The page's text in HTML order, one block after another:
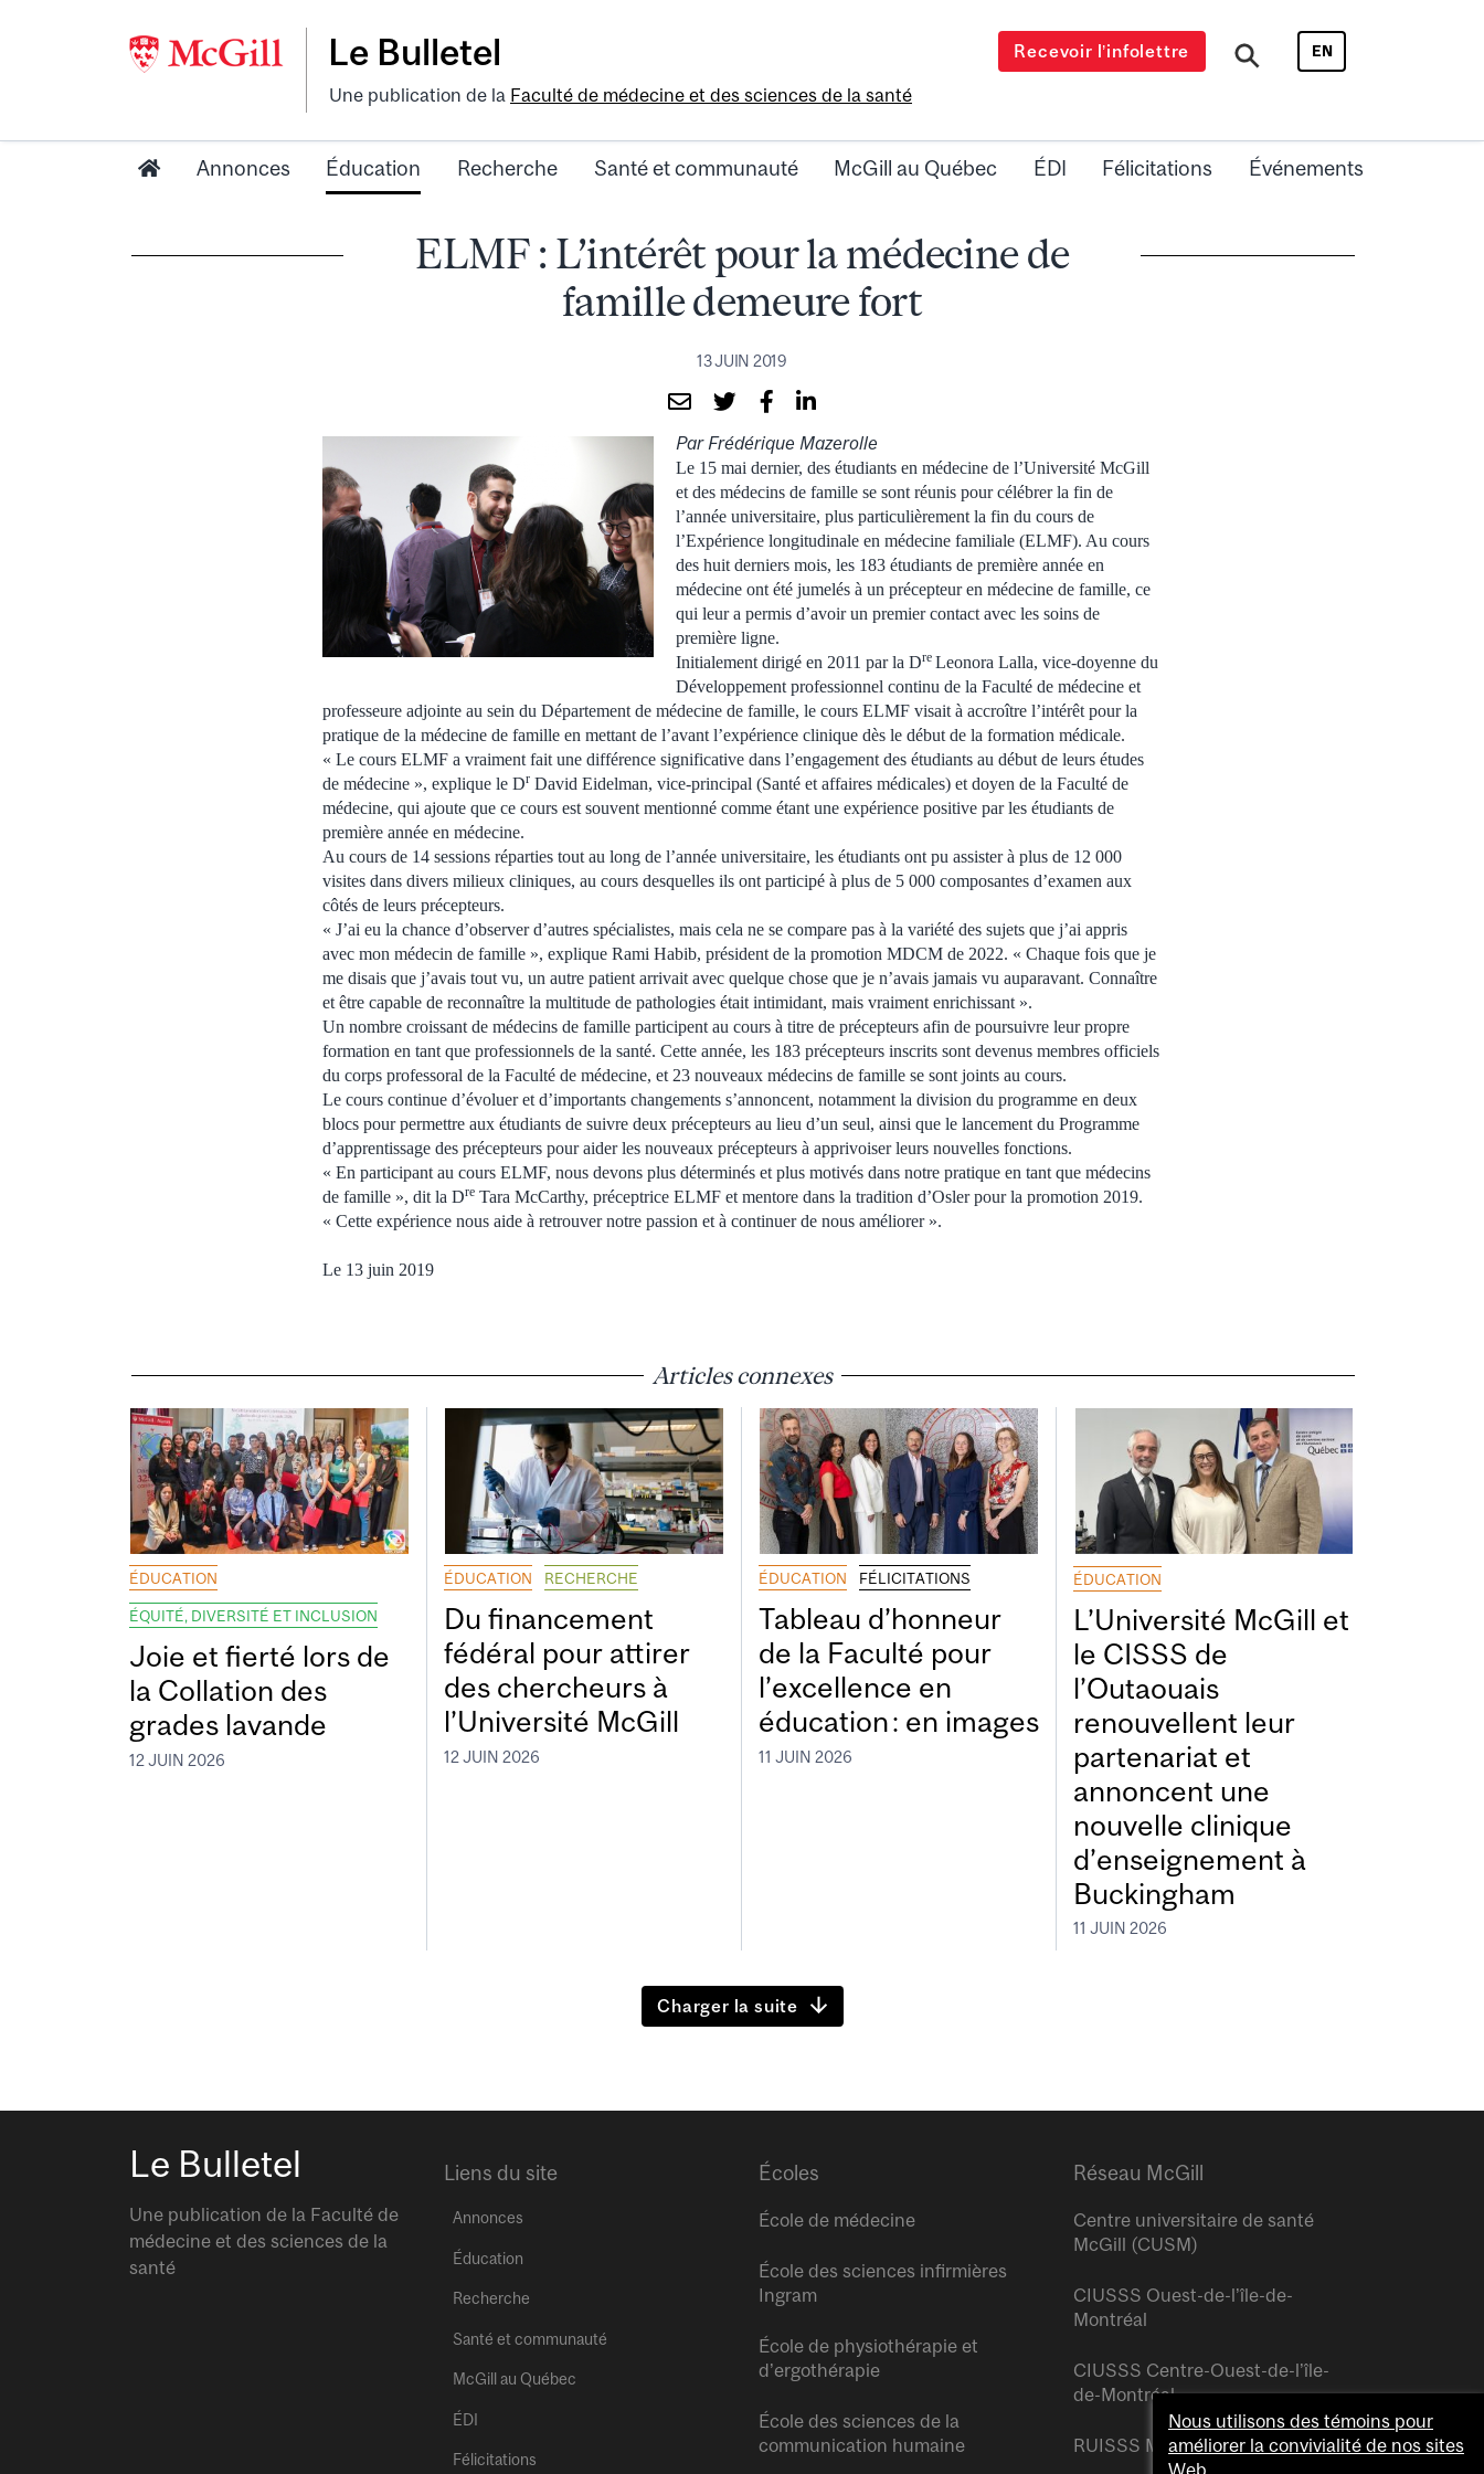
Le Bulletel
Une publication de la Faculté de médecine et des sciences de la santé
Recevoir l’infolettre EN
Annonces Éducation Recherche Santé et communauté McGill au Québec ÉDI Félicitations Événements
ELMF : L’intérêt pour la médecine de
famille demeure fort
13 JUIN 2019
Par Frédérique Mazerolle
Le 15 mai dernier, des étudiants en médecine de l’Université McGill
et des médecins de famille se sont réunis pour célébrer la fin de
l’année universitaire, plus particulièrement la fin du cours de
l’Expérience longitudinale en médecine familiale (ELMF). Au cours
des huit derniers mois, les 183 étudiants de première année en
médecine ont été jumelés à un précepteur en médecine de famille, ce
qui leur a permis d’avoir un premier contact avec les soins de
première ligne.
Initialement dirigé en 2011 par la Dre Leonora Lalla, vice-doyenne du
Développement professionnel continu de la Faculté de médecine et
professeure adjointe au sein du Département de médecine de famille, le cours ELMF visait à accroître l’intérêt pour la
pratique de la médecine de famille en mettant de l’avant l’expérience clinique dès le début de la formation médicale.
« Le cours ELMF a vraiment fait une différence significative dans l’engagement des étudiants au début de leurs études
de médecine », explique le Dr David Eidelman, vice-principal (Santé et affaires médicales) et doyen de la Faculté de
médecine, qui ajoute que ce cours est souvent mentionné comme étant une expérience positive par les étudiants de
première année en médecine.
Au cours de 14 sessions réparties tout au long de l’année universitaire, les étudiants ont pu assister à plus de 12 000
visites dans divers milieux cliniques, au cours desquelles ils ont participé à plus de 5 000 composantes d’examen aux
côtés de leurs précepteurs.
« J’ai eu la chance d’observer d’autres spécialistes, mais cela ne se compare pas à la variété des sujets que j’ai appris
avec mon médecin de famille », explique Rami Habib, président de la promotion MDCM de 2022. « Chaque fois que je
me disais que j’avais tout vu, un autre patient arrivait avec quelque chose que je n’avais jamais vu auparavant. Connaître
et être capable de reconnaître la multitude de pathologies était intimidant, mais vraiment enrichissant ».
Un nombre croissant de médecins de famille participent au cours à titre de précepteurs afin de poursuivre leur propre
formation en tant que professionnels de la santé. Cette année, les 183 précepteurs inscrits sont devenus membres officiels
du corps professoral de la Faculté de médecine, et 23 nouveaux médecins de famille se sont joints au cours.
Le cours continue d’évoluer et d’importants changements s’annoncent, notamment la division du programme en deux
blocs pour permettre aux étudiants de suivre deux précepteurs au lieu d’un seul, ainsi que le lancement du Programme
d’apprentissage des précepteurs pour aider les nouveaux précepteurs à apprivoiser leurs nouvelles fonctions.
« En participant au cours ELMF, nous devons plus déterminés et plus motivés dans notre pratique en tant que médecins
de famille », dit la Dre Tara McCarthy, préceptrice ELMF et mentore dans la tradition d’Osler pour la promotion 2019.
« Cette expérience nous aide à retrouver notre passion et à continuer de nous améliorer ».
Le 13 juin 2019
Articles connexes
ÉDUCATION
ÉQUITÉ, DIVERSITÉ ET INCLUSION
Joie et fierté lors de
la Collation des
grades lavande
12 JUIN 2026
ÉDUCATION RECHERCHE
Du financement
fédéral pour attirer
des chercheurs à
l’Université McGill
12 JUIN 2026
ÉDUCATION FÉLICITATIONS
Tableau d’honneur
de la Faculté pour
l’excellence en
éducation : en images
11 JUIN 2026
ÉDUCATION
L’Université McGill et
le CISSS de
l’Outaouais
renouvellent leur
partenariat et
annoncent une
nouvelle clinique
d’enseignement à
Buckingham
11 JUIN 2026
Charger la suite
Le Bulletel
Une publication de la Faculté de
médecine et des sciences de la
santé
Liens du site
Annonces
Éducation
Recherche
Santé et communauté
McGill au Québec
ÉDI
Félicitations
Écoles
École de médecine
École des sciences infirmières
Ingram
École de physiothérapie et
d’ergothérapie
École des sciences de la
communication humaine
Réseau McGill
Centre universitaire de santé
McGill (CUSM)
CIUSSS Ouest-de-l’île-de-
Montréal
CIUSSS Centre-Ouest-de-l’île-
de-Montréal
RUISSS McGill
Nous utilisons des témoins pour
améliorer la convivialité de nos sites
Web.